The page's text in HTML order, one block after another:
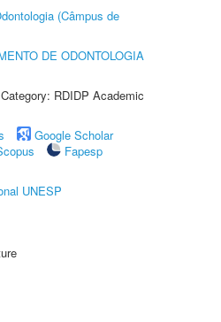
(Câmpus de
DE ODONTOLOGIA
RDIDP Academic
Google Scholar
Fapesp
UNESP